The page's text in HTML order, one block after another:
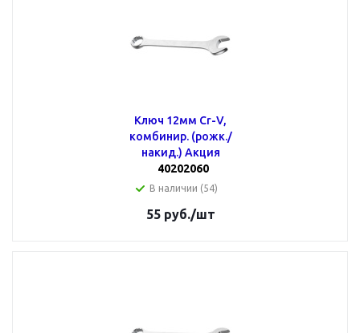
Ключ 12мм Cr-V,
комбинир. (рожк./
накид.) Акция
40202060
В наличии (54)
55руб./шт